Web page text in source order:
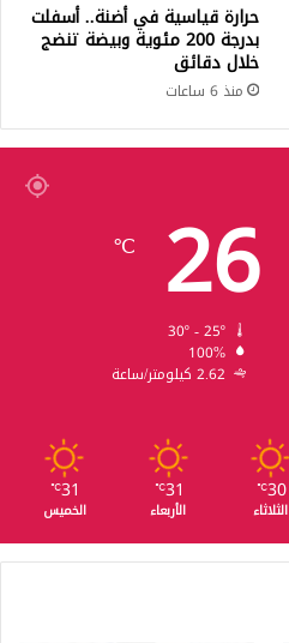
حرارة قياسية في أضنة.. أسفلت
بدرجة 200 مئوية وبيضة تنضج
خلال دقائق
منذ 6 ساعات
26
℃
100%
2.62 كيلومتر/ساعة
30
℃
الثلاثاء
31
℃
الأربعاء
31
℃
الخميس